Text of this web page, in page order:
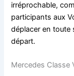
irréprochable,
participants aux
déplacer en toute
départ.
Mercedes Classe